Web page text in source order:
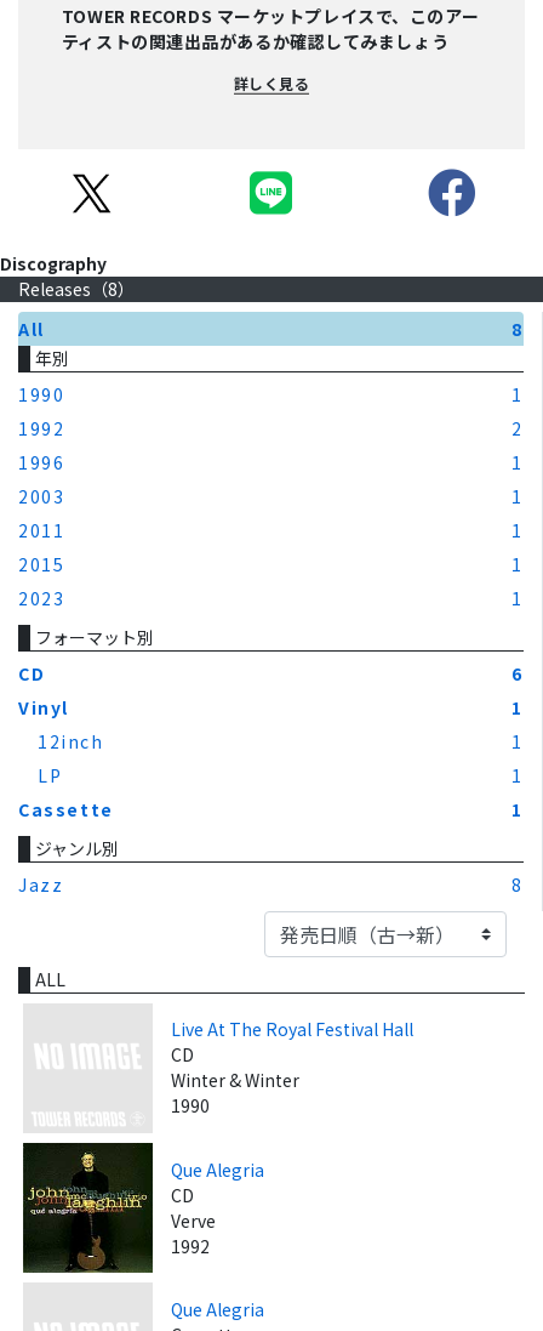
TOWER RECORDS マーケットプレイスで、このアー
ティストの関連出品があるか確認してみましょう
詳しく見る
Discography
Releases（8）
All
8
年別
1990
1
1992
2
1996
1
2003
1
2011
1
2015
1
2023
1
フォーマット別
CD
6
Vinyl
1
12inch
1
LP
1
Cassette
1
ジャンル別
Jazz
8
ALL
Live At The Royal Festival Hall
CD
Winter & Winter
1990
Que Alegria
CD
Verve
1992
Que Alegria